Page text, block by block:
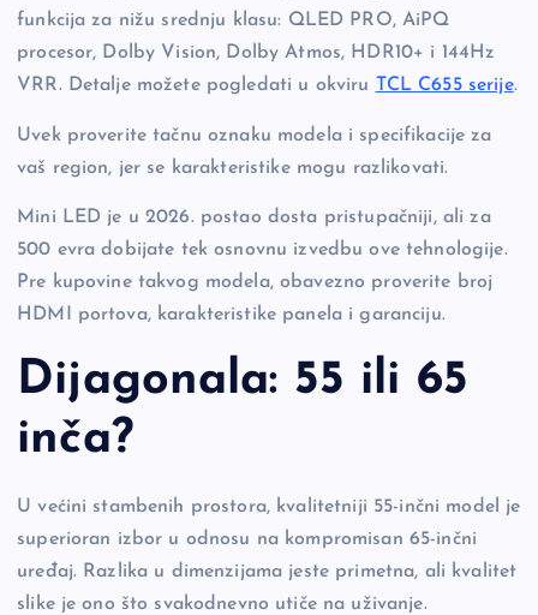
funkcija za nižu srednju klasu: QLED PRO, AiPQ
procesor, Dolby Vision, Dolby Atmos, HDR10+ i 144Hz
VRR. Detalje možete pogledati u okviru
TCL C655 serije.
Uvek proverite tačnu oznaku modela i specifikacije za
vaš region, jer se karakteristike mogu razlikovati.
Mini LED je u 2026. postao dosta pristupačniji, ali za
500 evra dobijate tek osnovnu izvedbu ove tehnologije.
Pre kupovine takvog modela, obavezno proverite broj
HDMI portova, karakteristike panela i garanciju.
Dijagonala: 55 ili 65
inča?
U većini stambenih prostora, kvalitetniji 55-inčni model je
superioran izbor u odnosu na kompromisan 65-inčni
uređaj. Razlika u dimenzijama jeste primetna, ali kvalitet
slike je ono što svakodnevno utiče na uživanje.